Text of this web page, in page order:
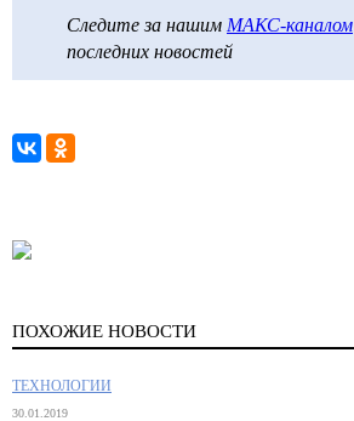
Следите за нашим МАКС-каналом
последних новостей
ПОХОЖИЕ НОВОСТИ
ТЕХНОЛОГИИ
30.01.2019